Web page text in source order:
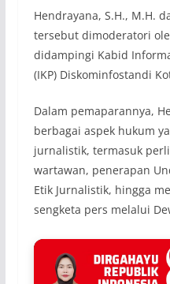
Hendrayana, S.H., M.H.
tersebut dimoderatori
didampingi Kabid
(IKP) Diskominfostandi
Dalam pemaparannya,
berbagai aspek hukum
jurnalistik, termasuk
wartawan, penerapan
Etik Jurnalistik, hingga
sengketa pers melalui